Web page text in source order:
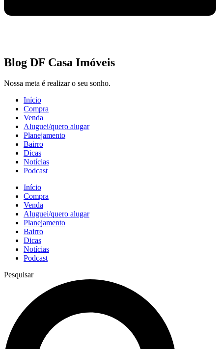
Blog DF Casa Imóveis
Nossa meta é realizar o seu sonho.
Início
Compra
Venda
Aluguei/quero alugar
Planejamento
Bairro
Dicas
Notícias
Podcast
Início
Compra
Venda
Aluguei/quero alugar
Planejamento
Bairro
Dicas
Notícias
Podcast
Pesquisar